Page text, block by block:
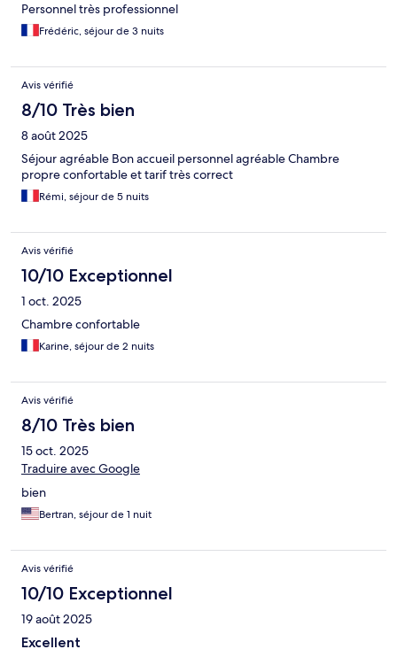
Personnel très professionnel
Frédéric, séjour de 3 nuits
Avis vérifié
8/10 Très bien
8 août 2025
Séjour agréable Bon accueil personnel agréable Chambre
propre confortable et tarif très correct
Rémi, séjour de 5 nuits
Avis vérifié
10/10 Exceptionnel
1 oct. 2025
Chambre confortable
Karine, séjour de 2 nuits
Avis vérifié
8/10 Très bien
15 oct. 2025
Traduire avec Google
bien
Bertran, séjour de 1 nuit
Avis vérifié
10/10 Exceptionnel
19 août 2025
Excellent